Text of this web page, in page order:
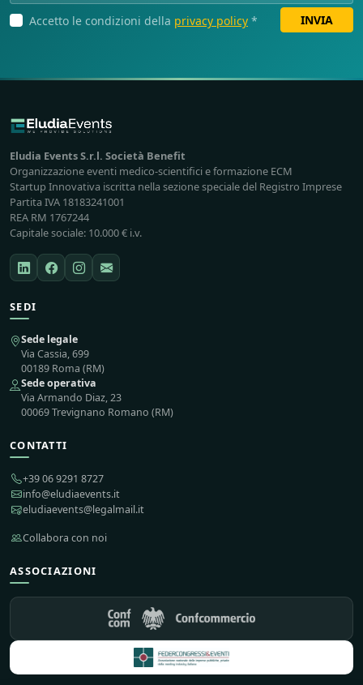
Accetto le condizioni della privacy policy * INVIA
Eludia Events S.r.l. Società Benefit
Organizzazione eventi medico-scientifici e formazione ECM
Startup Innovativa iscritta nella sezione speciale del Registro Imprese
Partita IVA 18183241001
REA RM 1767244
Capitale sociale: 10.000 € i.v.
SEDI
Sede legale
Via Cassia, 699
00189 Roma (RM)
Sede operativa
Via Armando Diaz, 23
00069 Trevignano Romano (RM)
CONTATTI
+39 06 9291 8727
info@eludiaevents.it
eludiaevents@legalmail.it
Collabora con noi
ASSOCIAZIONI